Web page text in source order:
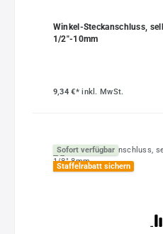
Winkel-Steckanschluss,
1/2"-10mm
9,34 €*inkl. MwSt.
Sofort verfügbar
Staffelrabatt sichern